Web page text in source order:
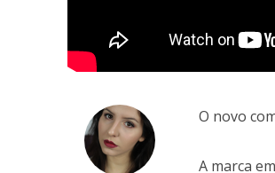
O novo
A marca